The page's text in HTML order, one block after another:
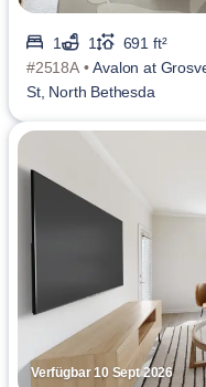
1 1
691 ft²
#2518A •Avalon at
St, North Bethesda
Verfügbar 10 Sept 2026